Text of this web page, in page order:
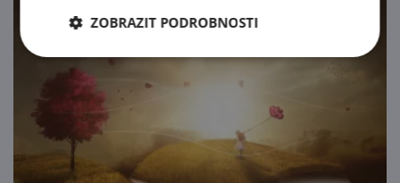
ZOBRAZIT PODROBNOSTI